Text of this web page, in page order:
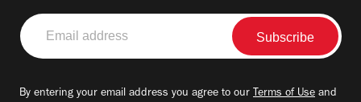
Email
address
By entering your email address you agree to our Terms of Use and